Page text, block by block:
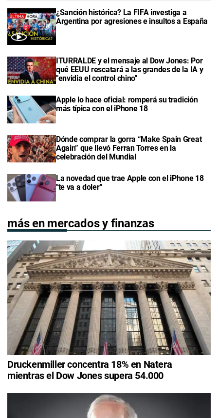
¿Sanción histórica? La FIFA investiga a
Argentina por agresiones e insultos a España
ITURRALDE y el mensaje al Dow Jones: Por
qué EEUU rescatará a las grandes de la IA y
"envidia el control chino"
Apple lo hace oficial: romperá su tradición
más típica con el iPhone 18
Dónde comprar la gorra “Make Spain Great
Again” que llevó Ferran Torres en la
celebración del Mundial
La novedad que trae Apple con el iPhone 18
"te va a doler"
más en mercados y finanzas
Druckenmiller concentra 18% en Natera
mientras el Dow Jones supera 54.000